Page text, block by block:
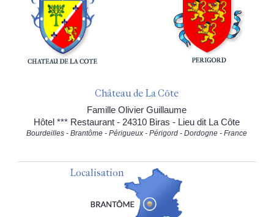
Château de La Côte
Famille Olivier Guillaume
Hôtel *** Restaurant - 24310 Biras - Lieu dit La Côte
Bourdeilles - Brantôme - Périgueux - Périgord - Dordogne - France
Localisation